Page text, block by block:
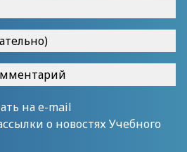
на e-mail
о новостях Учебного